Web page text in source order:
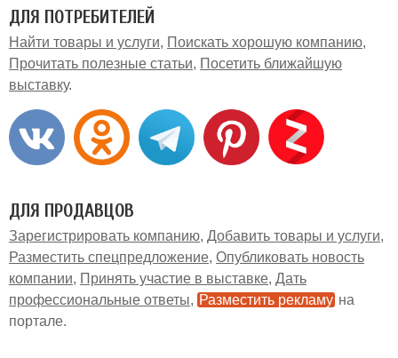
ДЛЯ ПОТРЕБИТЕЛЕЙ
Найти товары и услуги
Поискать хорошую компанию
Прочитать полезные статьи
Посетить ближайшую
выставку
ДЛЯ ПРОДАВЦОВ
Зарегистрировать компанию Добавить товары и услуги
Разместить спецпредложение Опубликовать новость
компании
Принять участие в выставке Дать
профессиональные ответы
Разместить рекламу на
портале